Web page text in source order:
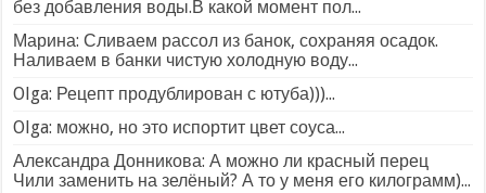
без добавления воды.В какой момент пол...
Марина: Сливаем рассол из банок, сохраняя осадок.
Наливаем в банки чистую холодную воду...
Olga: Рецепт продублирован с ютуба)))...
Olga: можно, но это испортит цвет соуса...
Александра Донникова: А можно ли красный перец
Чили заменить на зелёный? А то у меня его килограмм)...